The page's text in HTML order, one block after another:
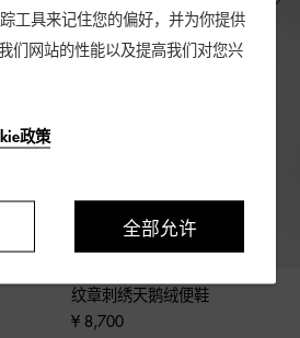
纹章刺绣天鹅绒便鞋
¥ 8,700
工具来记住您的偏好，并为你提供
们网站的性能以及提高我们对您兴
政策
全部允许